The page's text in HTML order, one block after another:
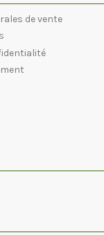
de vente